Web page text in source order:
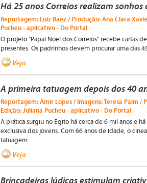
Há 25 anos Correios realizam sonhos
Reportagem: Luiz Baez / Produção: Ana Clara
Pucheu - aplicativo - Do Portal
O projeto "Papai Noel dos Correios" recebe cartas
presentes. Os padrinhos devem procurar uma das
Veja
A primeira tatuagem depois dos 40
Reportagem: Amir Lopes / Imagens: Teresa Paim /
Edição: Juliana Pucheu - aplicativo - Do Portal
A prática surgiu no Egito há cerca de 6 mil anos e
exclusiva dos jovens. Com 66 anos de idade, o
tatuagem.
Veja
Brincadeiras lúdicas estimulam